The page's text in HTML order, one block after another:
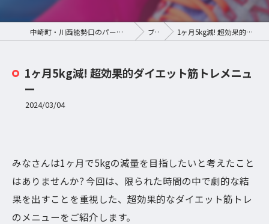
中崎町・川西能勢口のパーソナルジムなら | BTフィットネス ブログ 1ヶ月5kg減! 超効果的ダイエット筋トレメニュー
1ヶ月5kg減! 超効果的ダイエット筋トレメニュ
ー
2024/03/04
みなさんは1ヶ月で5kgの減量を目指したいと考えたこと
はありませんか? 今回は、限られた時間の中で劇的な結
果を出すことを重視した、超効果的なダイエット筋トレ
のメニューをご紹介します。